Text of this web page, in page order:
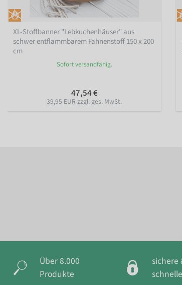
XL-Stoffbanner "Lebkuchenhäuser" aus
schwer entflammbarem Fahnenstoff 150 x 200
cm
Sofort versandfähig.
47,54 €
39,95 EUR zzgl. ges. MwSt.
Über 8.000
Produkte
sichere